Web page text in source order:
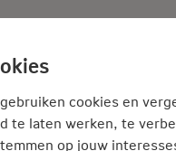
Adviseur Nieuws
cookies en
te laten werken, te
op jouw